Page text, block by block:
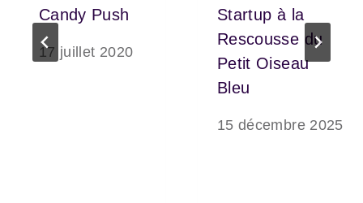
Candy Push
17 juillet 2020
Startup à la
Rescousse du
Petit Oiseau
Bleu
15 décembre 2025